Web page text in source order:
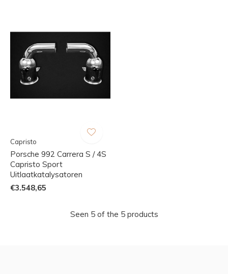
Capristo
Porsche 992 Carrera S / 4S
Capristo Sport
Uitlaatkatalysatoren
€3.548,65
Seen 5 of the 5 products